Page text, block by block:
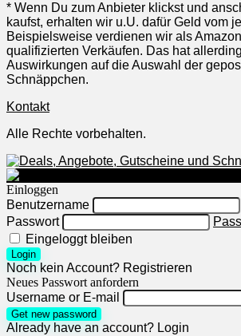
* Wenn Du zum Anbieter klickst und
kaufst, erhalten wir u.U. dafür Geld vom
Beispielsweise verdienen wir als
qualifizierten Verkäufen. Das hat
Auswirkungen auf die Auswahl der
Schnäppchen.
Kontakt
Alle Rechte vorbehalten.
Einloggen
Benutzername
Passwort
Eingeloggt bleiben
Login
Noch kein Account? Registrieren
Neues Passwort anfordern
Username or E-mail
Get new password
Already have an account? Login